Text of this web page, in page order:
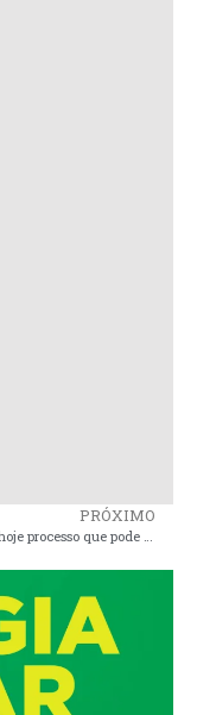
PRÓXIMO
TRE julga hoje processo que pode resolver eleição em Bequimão